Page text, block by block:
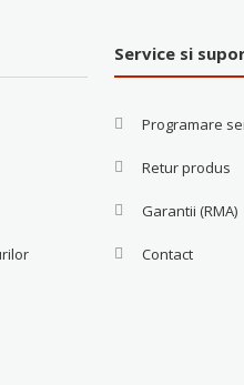
Service si
Programare
Retur produs
Garantii (RMA)
Contact